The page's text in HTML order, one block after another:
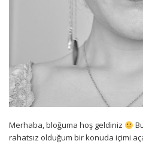
Merhaba, bloğuma hoş geldiniz
rahatsız olduğum bir konuda içimi